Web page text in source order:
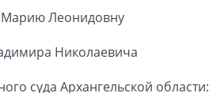
Леонидовну
Николаевича
суда Архангельской области: